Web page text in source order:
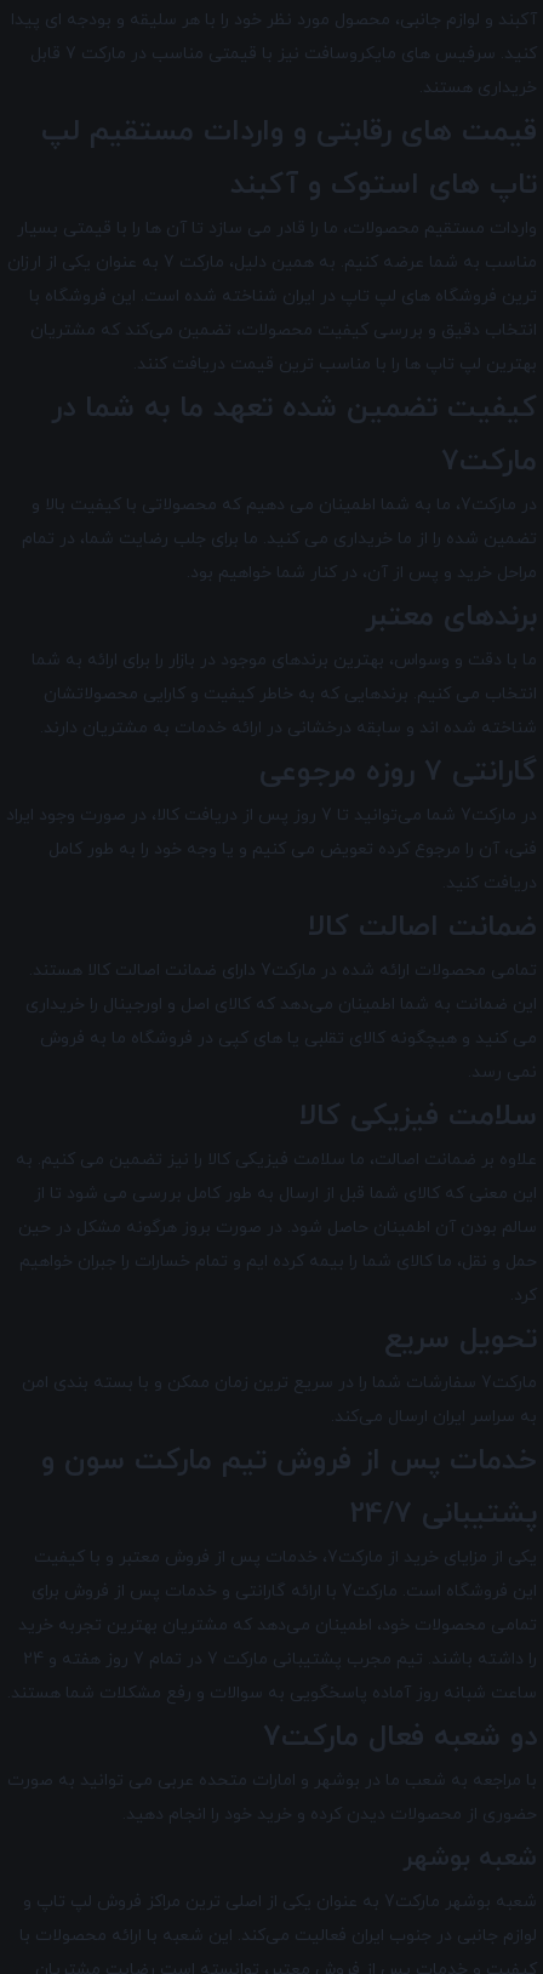
آکبند و لوازم جانبی، محصول مورد نظر خود را با هر سلیقه و بودجه ای پیدا
کنید. سرفیس های مایکروسافت نیز با قیمتی مناسب در مارکت 7 قابل
خریداری هستند.
قیمت های رقابتی و واردات مستقیم لپ
تاپ های استوک و آکبند
واردات مستقیم محصولات، ما را قادر می سازد تا آن ها را با قیمتی بسیار
مناسب به شما عرضه کنیم. به همین دلیل، مارکت 7 به عنوان یکی از ارزان
ترین فروشگاه های لپ تاپ در ایران شناخته شده است. این فروشگاه با
انتخاب دقیق و بررسی کیفیت محصولات، تضمین می‌کند که مشتریان
بهترین لپ تاپ ها را با مناسب ترین قیمت دریافت کنند.
کیفیت تضمین شده تعهد ما به شما در
مارکت7
در مارکت7 ، ما به شما اطمینان می دهیم که محصولاتی با کیفیت بالا و
تضمین شده را از ما خریداری می کنید. ما برای جلب رضایت شما، در تمام
مراحل خرید و پس از آن، در کنار شما خواهیم بود.
برندهای معتبر
ما با دقت و وسواس، بهترین برندهای موجود در بازار را برای ارائه به شما
انتخاب می کنیم. برندهایی که به خاطر کیفیت و کارایی محصولاتشان
شناخته شده اند و سابقه درخشانی در ارائه خدمات به مشتریان دارند.
گارانتی 7 روزه مرجوعی
در مارکت7 شما می‌توانید تا 7 روز پس از دریافت کالا، در صورت وجود ایراد
فنی، آن را مرجوع کرده تعویض می کنیم و یا وجه خود را به طور کامل
دریافت کنید.
ضمانت اصالت کالا
تمامی محصولات ارائه شده در مارکت7
دارای ضمانت اصالت کالا هستند.
این ضمانت به شما اطمینان می‌دهد که کالای اصل و اورجینال را خریداری
می کنید و هیچگونه کالای تقلبی یا های کپی در فروشگاه ما به فروش
نمی رسد.
سلامت فیزیکی کالا
علاوه بر ضمانت اصالت، ما سلامت فیزیکی کالا را نیز تضمین می‌ کنیم. به
این معنی که کالای شما قبل از ارسال به طور کامل بررسی می شود تا از
سالم بودن آن اطمینان حاصل شود. در صورت بروز هرگونه مشکل در حین
حمل و نقل، ما کالای شما را بیمه کرده ایم و تمام خسارات را جبران خواهیم
کرد.
تحویل سریع
مارکت7 سفارشات شما را در سریع ترین زمان ممکن و با بسته بندی امن
به سراسر ایران ارسال می‌کند.
خدمات پس از فروش تیم مارکت سون و
پشتیبانی 24/7
یکی از مزایای خرید از مارکت7، خدمات پس از فروش معتبر و با کیفیت
این فروشگاه است. مارکت7 با ارائه گارانتی و خدمات پس از فروش برای
تمامی محصولات خود، اطمینان می‌دهد که مشتریان بهترین تجربه خرید
را داشته باشند. تیم مجرب پشتیبانی مارکت 7 در تمام 7 روز هفته و 24
ساعت شبانه ‌روز آماده پاسخگویی به سوالات و رفع مشکلات شما هستند.
دو شعبه فعال مارکت7
با مراجعه به شعب ما در بوشهر و امارات متحده عربی می توانید به صورت
حضوری از محصولات دیدن کرده و خرید خود را انجام دهید.
شعبه بوشهر
شعبه بوشهر مارکت7 به عنوان یکی از اصلی ترین مراکز فروش لپ تاپ و
لوازم جانبی در جنوب ایران فعالیت می‌کند. این شعبه با ارائه محصولات با